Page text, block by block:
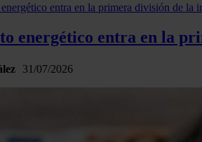
energético entra en la
31/07/2026